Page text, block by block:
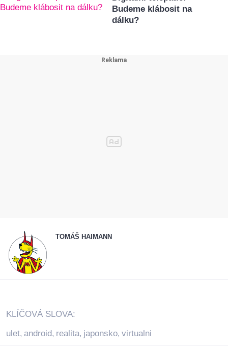
Budeme klábosit na
dálku?
TOMÁŠ HAIMANN
KLÍČOVÁ SLOVA:
ulet, android, realita, japonsko, virtualni